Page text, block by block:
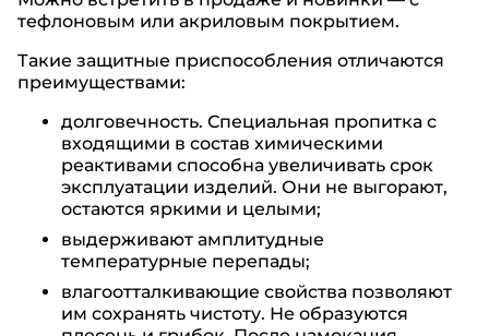
тефлоновым или акриловым покрытием.
Такие защитные приспособления отличаются
преимуществами:
долговечность. Специальная пропитка с
входящими в состав химическими
реактивами способна увеличивать срок
эксплуатации изделий. Они не выгорают,
остаются яркими и целыми;
выдерживают амплитудные
температурные перепады;
влагоотталкивающие свойства позволяют
им сохранять чистоту. Не образуются